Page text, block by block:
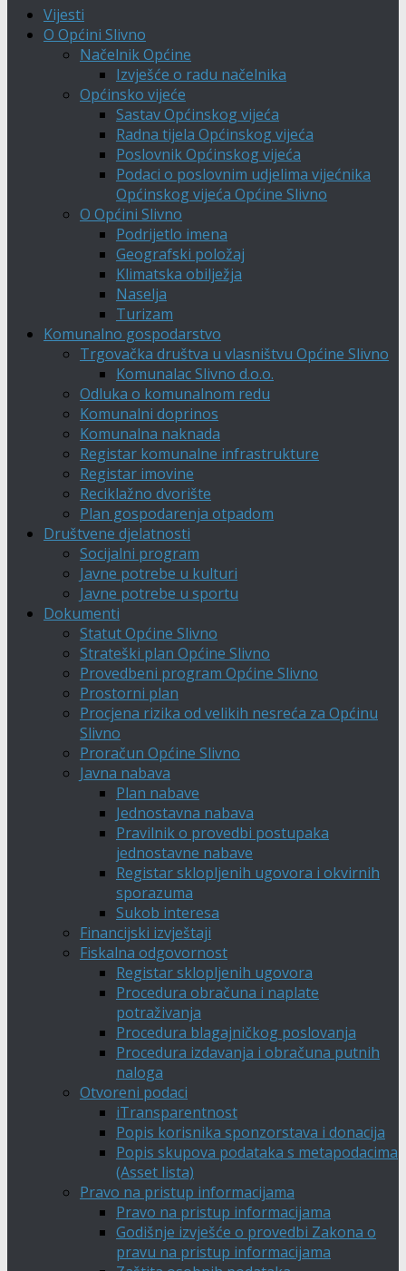
Vijesti
O Općini Slivno
Načelnik Općine
Izvješće o radu načelnika
Općinsko vijeće
Sastav Općinskog vijeća
Radna tijela Općinskog vijeća
Poslovnik Općinskog vijeća
Podaci o poslovnim udjelima vijećnika
Općinskog vijeća Općine Slivno
O Općini Slivno
Podrijetlo imena
Geografski položaj
Klimatska obilježja
Naselja
Turizam
Komunalno gospodarstvo
Trgovačka društva u vlasništvu Općine Slivno
Komunalac Slivno d.o.o.
Odluka o komunalnom redu
Komunalni doprinos
Komunalna naknada
Registar komunalne infrastrukture
Registar imovine
Reciklažno dvorište
Plan gospodarenja otpadom
Društvene djelatnosti
Socijalni program
Javne potrebe u kulturi
Javne potrebe u sportu
Dokumenti
Statut Općine Slivno
Strateški plan Općine Slivno
Provedbeni program Općine Slivno
Prostorni plan
Procjena rizika od velikih nesreća za Općinu
Slivno
Proračun Općine Slivno
Javna nabava
Plan nabave
Jednostavna nabava
Pravilnik o provedbi postupaka
jednostavne nabave
Registar sklopljenih ugovora i okvirnih
sporazuma
Sukob interesa
Financijski izvještaji
Fiskalna odgovornost
Registar sklopljenih ugovora
Procedura obračuna i naplate
potraživanja
Procedura blagajničkog poslovanja
Procedura izdavanja i obračuna putnih
naloga
Otvoreni podaci
iTransparentnost
Popis korisnika sponzorstava i donacija
Popis skupova podataka s metapodacima
(Asset lista)
Pravo na pristup informacijama
Pravo na pristup informacijama
Godišnje izvješće o provedbi Zakona o
pravu na pristup informacijama